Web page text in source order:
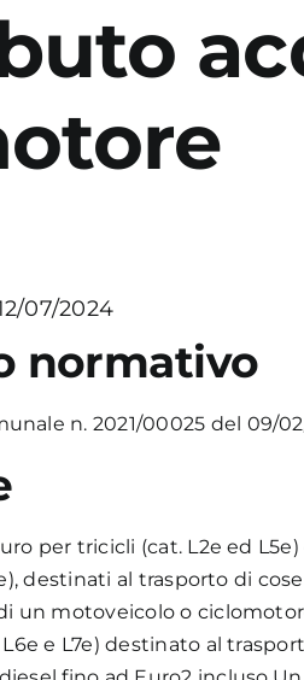
07/2024
normativo
n. 2021/00025 del 09/
per tricicli (cat. L2e ed L5e)
destinati al trasporto di
un motoveicolo o
e L7e) destinato al